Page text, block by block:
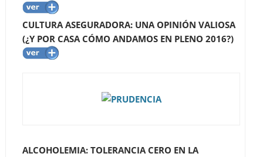
CULTURA ASEGURADORA: UNA OPINIÓN VALIOSA
(¿Y POR CASA CÓMO ANDAMOS EN PLENO 2016?)
ALCOHOLEMIA: TOLERANCIA CERO EN LA